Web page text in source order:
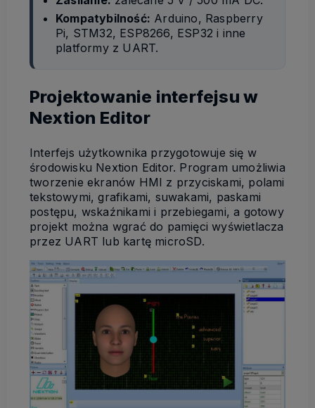
Kompatybilność: Arduino, Raspberry
Pi, STM32, ESP8266, ESP32 i inne
platformy z UART.
Projektowanie interfejsu w
Nextion Editor
Interfejs użytkownika przygotowuje się w
środowisku Nextion Editor. Program umożliwia
tworzenie ekranów HMI z przyciskami, polami
tekstowymi, grafikami, suwakami, paskami
postępu, wskaźnikami i przebiegami, a gotowy
projekt można wgrać do pamięci wyświetlacza
przez UART lub kartę microSD.